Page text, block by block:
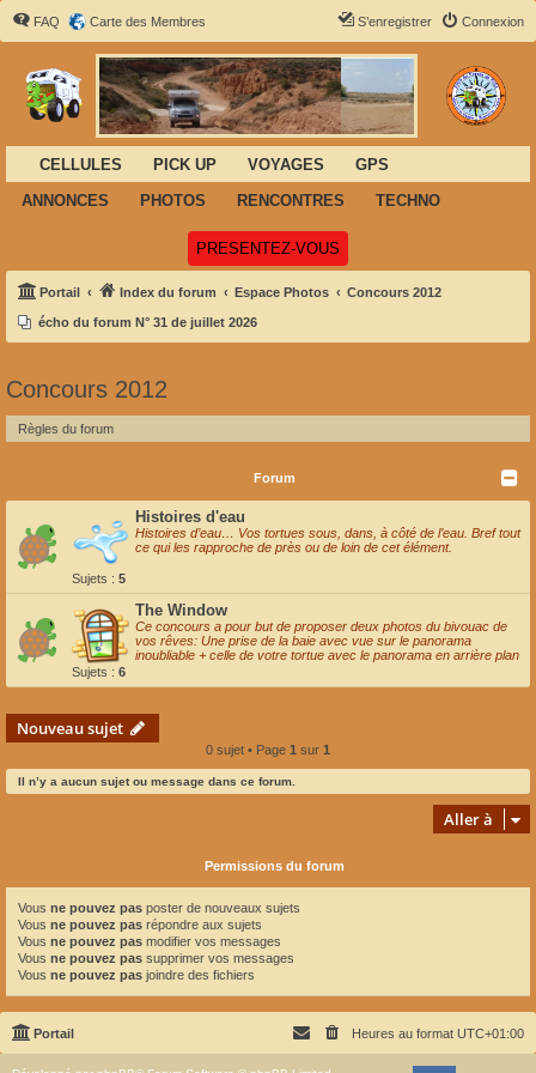
FAQ Carte des Membres Connexion
S’enregistrer
CELLULES PICK UP VOYAGES
GPS
ANNONCES
PHOTOS RENCONTRES TECHNO
PRESENTEZ-VOUS
Portail Index du forum Espace Photos Concours 2012
écho du forum N° 31 de juillet 2026
Concours 2012
Règles du forum
Forum
Histoires d'eau
Histoires d’eau… Vos tortues sous, dans, à côté de l’eau. Bref tout
ce qui les rapproche de près ou de loin de cet élément.
Sujets : 5
The Window
Ce concours a pour but de proposer deux photos du bivouac de
vos rêves: Une prise de la baie avec vue sur le panorama
inoubliable + celle de votre tortue avec le panorama en arrière plan
Sujets : 6
Nouveau sujet
0 sujet • Page 1 sur 1
Il n’y a aucun sujet ou message dans ce forum.
Aller à
Permissions du forum
Vous ne pouvez pas poster de nouveaux sujets
Vous ne pouvez pas répondre aux sujets
Vous ne pouvez pas modifier vos messages
Vous ne pouvez pas supprimer vos messages
Vous ne pouvez pas joindre des fichiers
Portail Heures au format UTC+01:00